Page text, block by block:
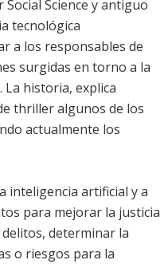
Science y antiguo
tecnológica
a los responsables de
surgidas en torno a la
La historia, explica
thriller algunos de los
actualmente los
inteligencia artificial y a
para mejorar la justicia
determinar la
o riesgos para la